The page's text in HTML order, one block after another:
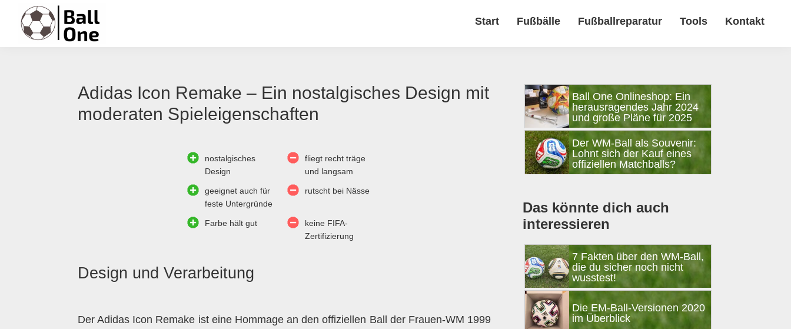
Hauptnavigation
springen
Inhalt
springen
Seitenspalte
springen
Fußzeile
springen
Start Fußbälle Fußballreparatur Tools Kontakt
Adidas Icon Remake – Ein nostalgisches Design mit
moderaten Spieleigenschaften
nostalgisches
Design
fliegt recht träge
und langsam
geeignet auch für
feste Untergründe
rutscht bei Nässe
Farbe hält gut
keine FIFA-
Zertifizierung
Design und Verarbeitung
Der Adidas Icon Remake ist eine Hommage an den offiziellen Ball der Frauen-WM 1999
SeitenspalteBall One Onlineshop: Ein
herausragendes Jahr 2024
und große Pläne für 2025
Der WM-Ball als Souvenir:
Lohnt sich der Kauf eines
offiziellen Matchballs?
Das könnte dich auch
interessieren
7 Fakten über den WM-Ball,
die du sicher noch nicht
wusstest!
Die EM-Ball-Versionen 2020
im Überblick